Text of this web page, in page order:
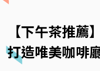
【下午茶推
打造唯美咖啡